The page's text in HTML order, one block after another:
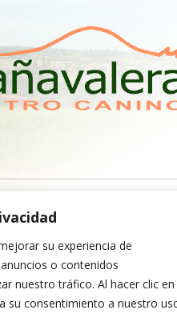
su experiencia de
o contenidos
nuestro tráfico. Al hacer clic en
su consentimiento a nuestro
FINANCIADO POR LA UNIÓN